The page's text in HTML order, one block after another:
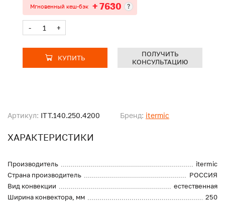
Артикул: ITT.140.250.4200 Бренд: itermic
ХАРАКТЕРИСТИКИ
Производитель
itermic
Страна производитель
РОССИЯ
Вид конвекции
естественная
Ширина конвектора, мм
250
Мгновенный кеш-бэк + 7630 ?
- +
КУПИТЬ
ПОЛУЧИТЬ
КОНСУЛЬТАЦИЮ